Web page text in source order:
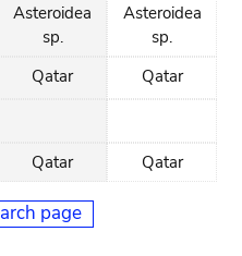
Asteroidea
sp.
Qatar
Qatar
Asteroidea
sp.
Qatar
Qatar
page